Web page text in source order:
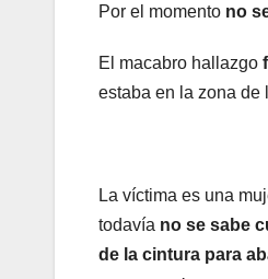
Por el momento no
El macabro hallazgo
estaba en la zona de
La víctima es una
todavía no se sabe
de la cintura para